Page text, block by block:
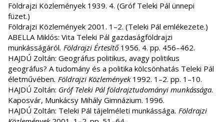
Földrajzi Közlemények 1939. 4. (Gróf Teleki Pál ünnepi
füzet.)
Földrajzi Közlemények 2001. 1–2. (Teleki Pál emlékezete.)
ABELLA Miklós: Vita Teleki Pál gazdaságföldrajzi
munkásságáról. Földrajzi Értesítő1956. 4. pp. 456–462.
HAJDÚ Zoltán: Geográfus politikus, avagy politikus
geográfus? A tudomány és a politika kölcsönhatás Teleki Pál
életművében. Földrajzi Közlemények1992. 1–2. pp. 1–10.
HAJDÚ Zoltán: Gróf Teleki Pál földrajztudományi munkássága.
Kaposvár, Munkácsy Mihály Gimnázium. 1996.
HAJDÚ Zoltán: Teleki Pál tájelméleti munkássága. Földrajzi